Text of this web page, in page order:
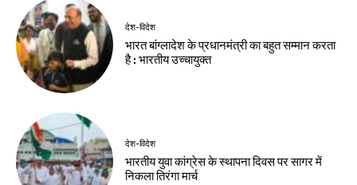
देश-विदेश
भारत बांग्लादेश के प्रधानमंत्री का बहुत सम्मान करता
है : भारतीय उच्चायुक्त
देश-विदेश
भारतीय युवा कांग्रेस के स्थापना दिवस पर सागर में
निकला तिरंगा मार्च